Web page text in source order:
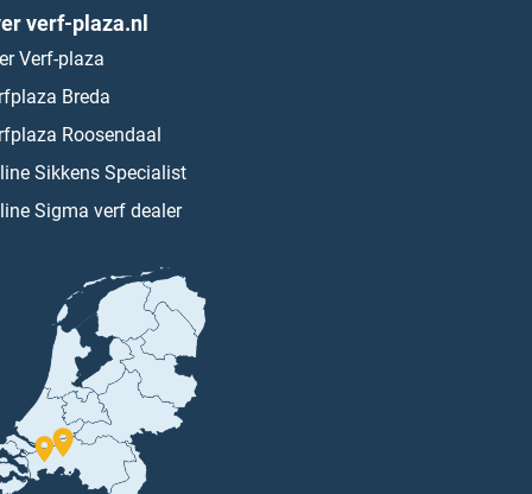
verf-plaza.nl
Verf-plaza
Breda
Roosendaal
Sikkens Specialist
Sigma verf dealer